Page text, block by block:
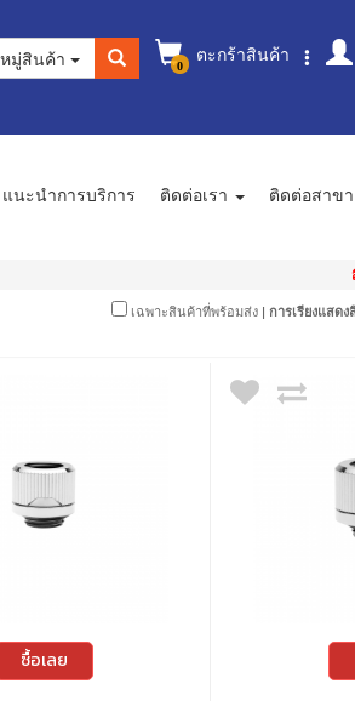
0 ตะกร้าสินค้า
มู่สินค้า
แนะนำการบริการ ติดต่อเรา ติดต่อสาขา
เฉพาะสินค้าที่พร้อมส่ง | การเรียงแสด
ซื้อเลย